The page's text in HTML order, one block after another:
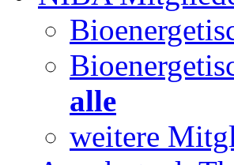
alle
weitere